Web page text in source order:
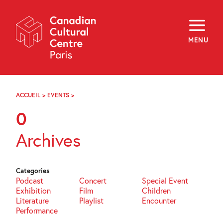
Navigation
MENU
About
Programming
Off-Site
Explore
Archives
FR
ACCUEIL > EVENTS >
0
Archives
Categories
Podcast Concert
Special Event
Exhibition
Film
Children
Literature
Playlist
Encounter
Performance